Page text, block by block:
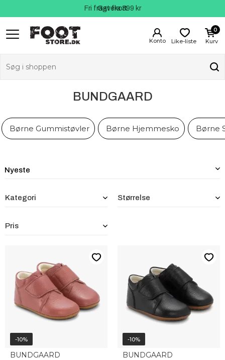
Gavekort
Fri fragt fra 399 kr
Kundeservice
Kurv
0
Like-liste
BUNDGAARD
Børne Gummistøvler Børne Hjemmesko Børne
Kategori Størrelse
Pris
-10%
BUNDGAARD
-10%
BUNDGAARD